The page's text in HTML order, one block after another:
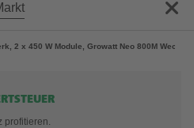
2 x 450 W Module, Growatt Neo 800M
profitieren.